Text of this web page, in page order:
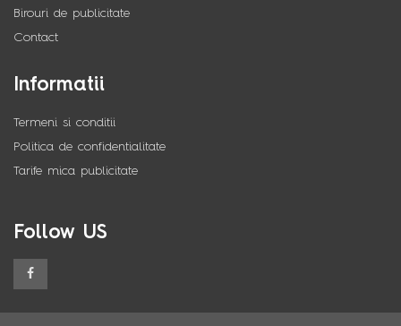
Birouri de publicitate
Contact
Informatii
Termeni si conditii
Politica de confidentialitate
Tarife mica publicitate
Follow US